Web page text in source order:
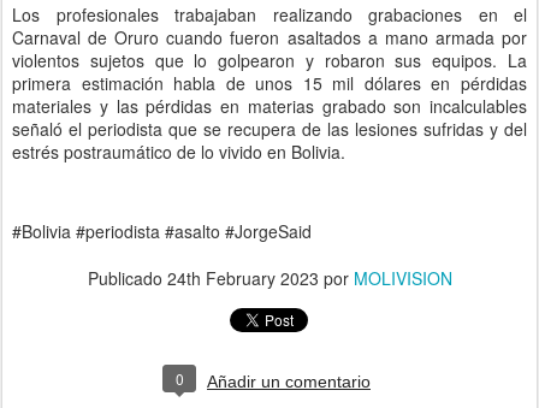
Los profesionales trabajaban realizando grabaciones en el
Carnaval de Oruro cuando fueron asaltados a mano armada por
violentos sujetos que lo golpearon y robaron sus equipos. La
primera estimación habla de unos 15 mil dólares en pérdidas
materiales y las pérdidas en materias grabado son incalculables
señaló el periodista que se recupera de las lesiones sufridas y del
estrés postraumático de lo vivido en Bolivia.
#Bolivia #periodista #asalto #JorgeSaid
Publicado 24th February 2023 por MOLIVISION
0 Añadir un comentario